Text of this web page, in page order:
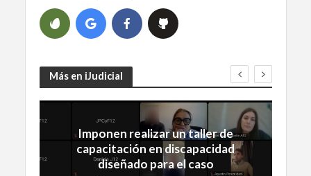
Más en iJudicial
Imponen realizar un taller de
capacitación en discapacidad
diseñado para el caso